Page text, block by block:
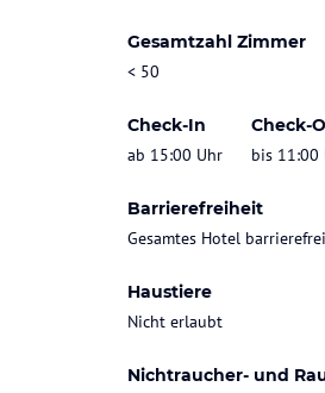
Gesamtzahl Zimmer
< 50
Check-In
ab 15:00 Uhr
Check-
bis 11:00
Barrierefreiheit
Gesamtes Hotel
Haustiere
Nicht erlaubt
Nichtraucher- und